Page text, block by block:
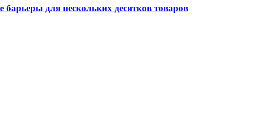
барьеры для нескольких десятков товаров